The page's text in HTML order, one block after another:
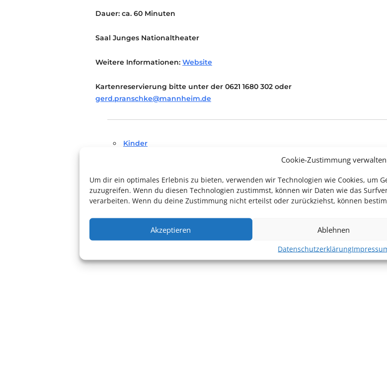
Cookie-Zustimmung verwalten
Um dir ein optimales Erlebnis zu bieten, verwenden wir Technologien wie Cookies, um
zuzugreifen. Wenn du diesen Technologien zustimmst, können wir Daten wie das
verarbeiten. Wenn du deine Zustimmung nicht erteilst oder zurückziehst, können
Akzeptieren Ablehnen
Datenschutzerklärung
Dauer: ca. 60 Minuten
Saal Junges Nationaltheater
Weitere Informationen: Website
Kartenreservierung bitte unter der 0621 1680 302 oder
gerd.pranschke@mannheim.de
Kinder